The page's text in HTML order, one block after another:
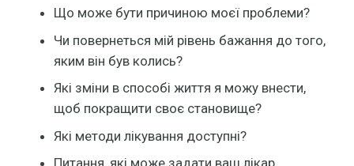
Що може бути причиною моєї проблеми?
Чи повернеться мій рівень бажання до того,
яким він був колись?
Які зміни в способі життя я можу внести,
щоб покращити своє становище?
Які методи лікування доступні?